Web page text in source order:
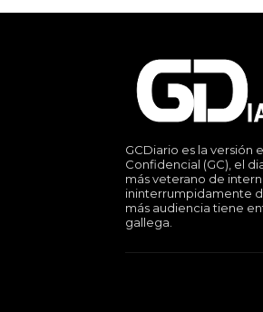
GCDiario es la versión
Confidencial (GC), el
más veterano de
ininterrumpidamente
más audiencia tiene
gallega.